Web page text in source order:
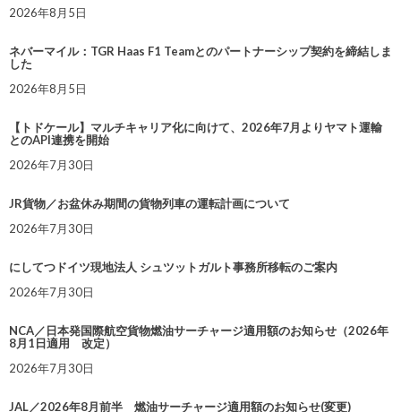
2026年8月5日
ネバーマイル：TGR Haas F1 Teamとのパートナーシップ契約を締結しま
した
2026年8月5日
【トドケール】マルチキャリア化に向けて、2026年7月よりヤマト運輸
とのAPI連携を開始
2026年7月30日
JR貨物／お盆休み期間の貨物列車の運転計画について
2026年7月30日
にしてつドイツ現地法人 シュツットガルト事務所移転のご案内
2026年7月30日
NCA／日本発国際航空貨物燃油サーチャージ適用額のお知らせ（2026年
8月1日適用 改定）
2026年7月30日
JAL／2026年8月前半 燃油サーチャージ適用額のお知らせ(変更)